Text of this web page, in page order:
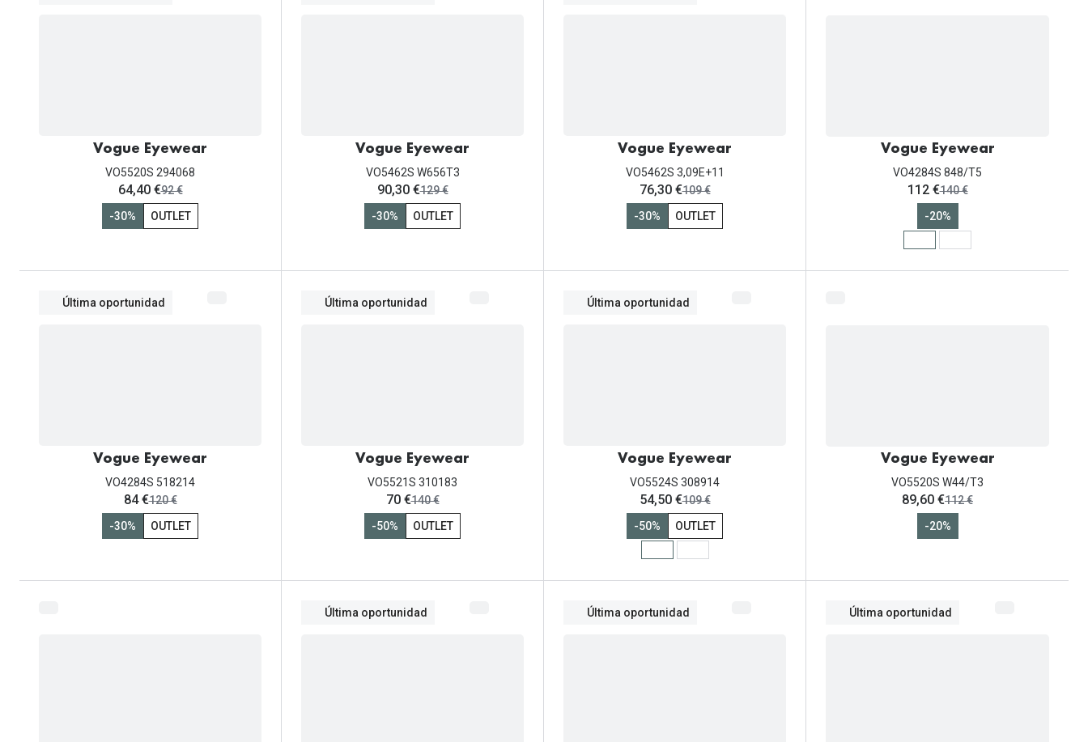
Vogue Eyewear
VO5520S 294068
ahora:
64,40 €antes:
92 €
-30%
OUTLET
Vogue Eyewear
VO5462S W656T3
ahora:
90,30 €antes:
129 €
-30%
OUTLET
Vogue Eyewear
VO5462S 3,09E+11
ahora:
76,30 €antes:
109 €
-30%
OUTLET
Vogue Eyewear
VO4284S 848/T5
ahora:
112 €antes:
140 €
-20%
Última oportunidad
Vogue Eyewear
VO4284S 518214
ahora:
84 €antes:
120 €
-30%
OUTLET
Última oportunidad
Vogue Eyewear
VO5521S 310183
ahora:
70 €antes:
140 €
-50%
OUTLET
Última oportunidad
Vogue Eyewear
VO5524S 308914
ahora:
54,50 €antes:
109 €
-50%
OUTLET
Vogue Eyewear
VO5520S W44/T3
ahora:
89,60 €antes:
112 €
-20%
Última oportunidad Última oportunidad Última oportunidad